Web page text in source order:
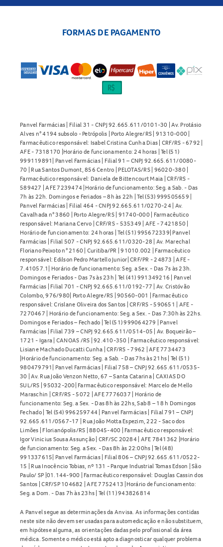
FORMAS DE PAGAMENTO
Panvel Farmácias | Filial 31 - CNPJ 92.665.611/0101-30 | Av. Protásio
Alves n° 4194 subsolo - Petrópolis | Porto Alegre/RS | 91310-000 |
Farmacêutico responsável: Isabel Cristina Cunha Dias | CRF/RS - 6792 |
AFE - 7318170 |Horário de funcionamento: 24 horas | Tel (51)
999119891| Panvel Farmácias | Filial 91 – CNPJ 92.665.611/0080-
70 | Rua Santos Dumont, 856 Centro | PELOTAS/RS | 96020-380 |
Farmacêutico responsável: Daniela de Bittencourt Maia | CRF/RS -
589427 | AFE 7239474 |Horário de funcionamento: Seg. a Sab. - Das
7h às 22h. Domingos e Feriados – 8h às 22h | Tel (53) 999505659 |
Panvel Farmácias | Filial 464 - CNPJ 92.665.611/0270-24 | Av.
Cavalhada n° 3860 | Porto Alegre/RS | 91740-000 | Farmacêutico
responsável: Mariana Cervo | CRF/RS - 535349 | AFE - 7421850 |
Horário de funcionamento: 24 horas | Tel (51) 995672339| Panvel
Farmácias | Filial 507 - CNPJ 92.665.611/0320-28 | Av. Marechal
Floriano Peixoto n° 2160 | Curitiba/PR | 91010.002 | Farmacêutico
responsável: Edilson Pedro Martello Junior| CRF/PR - 24873 | AFE -
7.41057.1| Horário de funcionamento: Seg. a Sex. - Das 7s às 23h.
Domingos e Feriados - Das 7s às 23h | Tel (41) 991349216 | Panvel
Farmácias | Filial 701 - CNPJ 92.665.611/0192-77 | Av. Cristóvão
Colombo, 976/980| Porto Alegre/RS | 90560-001 | Farmacêutico
responsável: Crislane Oliveira dos Santos | CRF/RS - 590651 | AFE -
7270467 | Horário de funcionamento: Seg. a Sex. - Das 7:30h às 22hs.
Domingos e Feriados – Fechado | Tel (51) 999064279 | Panvel
Farmácias | Filial 739 – CNPJ 92.665.611/0514-05 | Av. Boqueirão –
1721 - Igara | CANOAS /RS | 92.410-350 | Farmacêutico responsável:
Lisiane Machado Ducatti Cunha | CRF/RS - 7962 | AFE 7734473
|Horário de funcionamento: Seg. a Sab. - Das 7hs às 21hs | Tel (51)
980479791| Panvel Farmácias | Filial 758 – CNPJ 92.665.611/0535-
30 | Av. Rua João Venzon Netto, 67 – Santa Catarina | CAXIAS DO
SUL/RS | 95032-200| Farmacêutico responsável: Marcelo de Mello
Maraschin | CRF/RS - 5072 | AFE 7776037 | Horário de
funcionamento: Seg. a Sex. - Das 8h às 22hs, Sab 8 – 18 h Domingos
Fechado | Tel (54) 996259744 | Panvel Farmácias | Filial 791 – CNPJ
92.665.611/0567-17 | Rua João Motta Espezim, 222 - Saco dos
Limões | Florianópolis/RS | 88045-400 | Farmacêutico responsável:
Igor Vinicius Sousa Assunção | CRF/SC 20284 | AFE 7841362 |Horário
de funcionamento: Seg. a Sex. - Das 8h às 22:00hs | Tel (48)
991337615| Panvel Farmácias | Filial 806 – CNPJ 92.665.611/0522-
15 | Rua Inocêncio Tobias, nº 131 - Parque Industrial Tomas Edson | São
Paulo/ SP |01.144-900 | Farmacêutico responsável: Douglas Cassin dos
Santos | CRF/SP 104682 | AFE 7752413 |Horário de funcionamento:
Seg. a Dom. - Das 7h às 23hs | Tel (11) 943826814
A Panvel segue as determinações da Anvisa. As informações contidas
neste site não devem ser usadas para automedicação e não substituem,
em hipótese alguma, as orientações dadas pelo profissional da área
médica. Somente o médico está apto a diagnosticar qualquer problema